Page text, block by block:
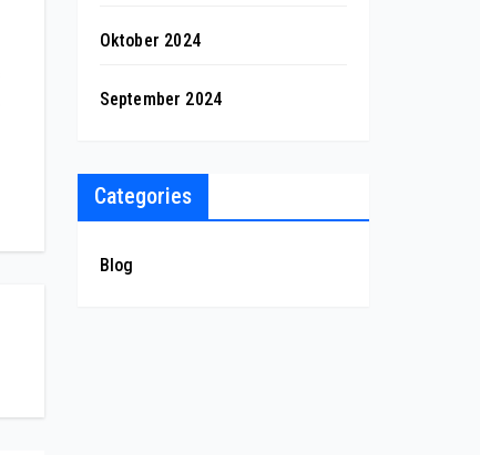
Oktober 2024
September 2024
Categories
Blog